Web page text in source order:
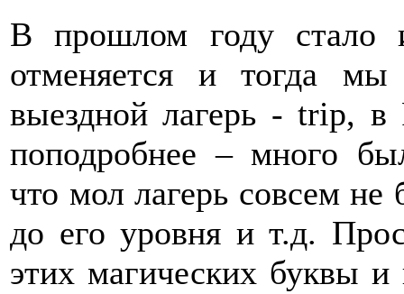
В прошлом году стало
отменяется и тогда мы
выездной лагерь - trip, в
поподробнее – много
что мол лагерь совсем
до его уровня и т.д.
этих магических буквы и